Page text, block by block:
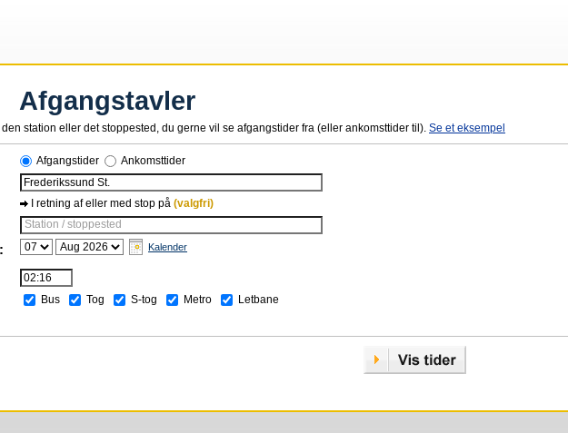
Afgangstavler
den station eller det stoppested, du gerne vil se afgangstider fra (eller ankomsttider til). Se et eksempel
Afgangstider Ankomsttider
I retning af eller med stop på (valgfri)
Station / stoppested
Kalender
Bus Tog S-tog Metro Letbane